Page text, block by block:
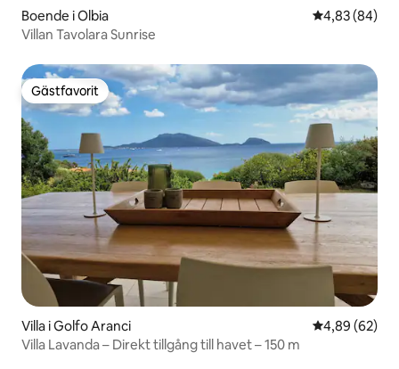
Boende i Olbia 4,83 av 5 i
4,83 (84)
Villan Tavolara Sunrise
Gästfavorit
Gästfavorit
Villa i Golfo Aranci 4,89 av 5 i
4,89 (62)
Villa Lavanda – Direkt tillgång till havet – 150 m